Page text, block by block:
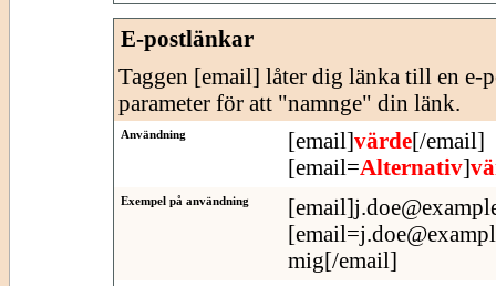
E-postlänkar
Taggen [email] låter dig länka till en e-
parameter för att "namnge" din länk.
Användning [email]värde[/email]
[email=Alternativ]
Exempel på användning
mig[/email]